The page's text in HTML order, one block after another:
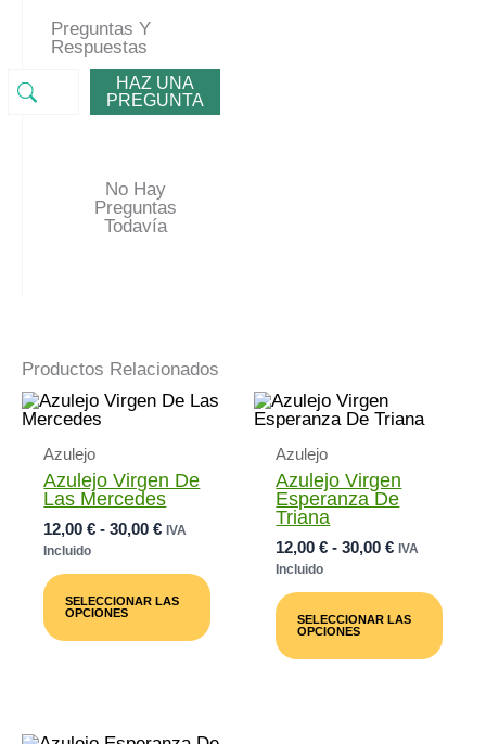
Preguntas Y
Respuestas
HAZ UNA
PREGUNTA
No Hay
Preguntas
Todavía
Productos Relacionados
Azulejo
Azulejo Virgen De
Las Mercedes
12,00€ - 30,00€Rango
Desde
12,00 €
Hasta
IVA
Incluido
SELECCIONAR LAS
OPCIONES
Producto
Múltiples
Variantes.
Azulejo
Azulejo Virgen
Esperanza De
Triana
12,00€ - 30,00€Rango
Desde
12,00 €
Hasta
IVA
Incluido
SELECCIONAR LAS
OPCIONES